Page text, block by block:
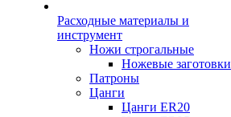
Расходные материалы и
инструмент
Ножи строгальные
Ножевые заготовки
Патроны
Цанги
Цанги ER20